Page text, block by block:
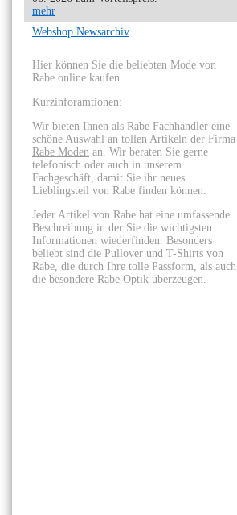
mehr
Webshop Newsarchiv
Hier können Sie die beliebten Mode von
Rabe online kaufen.
Kurzinforamtionen:
Wir bieten Ihnen als Rabe Fachhändler eine
schöne Auswahl an tollen Artikeln der Firma
Rabe Moden an. Wir beraten Sie gerne
telefonisch oder auch in unserem
Fachgeschäft, damit Sie ihr neues
Lieblingsteil von Rabe finden können.
Jeder Artikel von Rabe hat eine umfassende
Beschreibung in der Sie die wichtigsten
Informationen wiederfinden. Besonders
beliebt sind die Pullover und T-Shirts von
Rabe, die durch Ihre tolle Passform, als auch
die besondere Rabe Optik überzeugen.